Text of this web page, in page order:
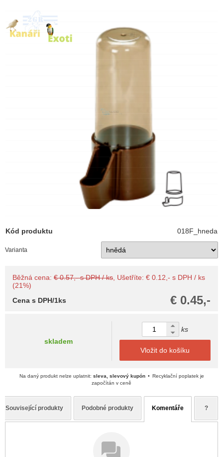
Kód produktu 018F_hneda
Varianta
Běžná cena: € 0.57,- s DPH / ks , Ušetříte: € 0.12,- s DPH / ks
(21%)
€ 0.45,-
Cena s DPH/1ks
skladem
ks
Vložit do košíku
Na daný produkt nelze uplatnit: sleva, slevový kupón
Recyklační poplatek je
započítán v ceně
Související produkty Podobné produkty Komentáře ?